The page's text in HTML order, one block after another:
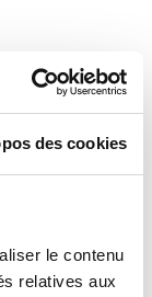
des cookies
le contenu
relatives aux